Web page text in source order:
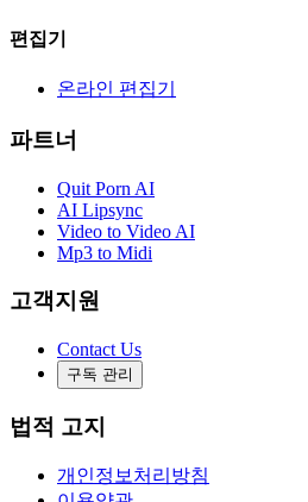
편집기
온라인 편집기
파트너
Quit Porn AI
AI Lipsync
Video to Video AI
Mp3 to Midi
고객지원
Contact Us
구독 관리
법적 고지
개인정보처리방침